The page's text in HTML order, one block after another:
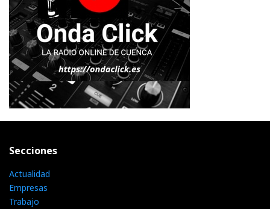
Secciones
Actualidad
Empresas
Trabajo